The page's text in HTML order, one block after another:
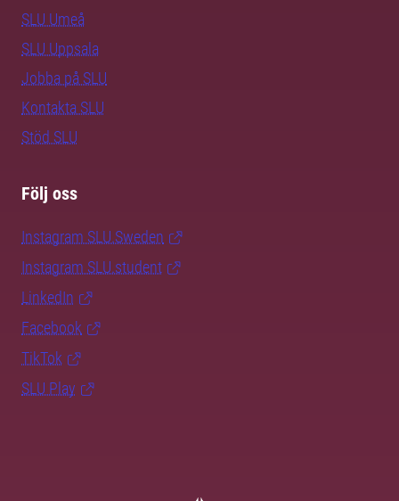
SLU Umeå
SLU Uppsala
Jobba på SLU
Kontakta SLU
Stöd SLU
Följ oss
Instagram SLU.Sweden
Instagram SLU.student
LinkedIn
Facebook
TikTok
SLU Play